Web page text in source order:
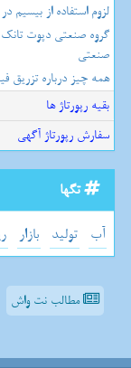
لزوم استفاده از بیسیم
گروه صنعتی دپوت
صنعتی
همه چیز درباره تزریق
بقیه رپورتاژ ها
سفارش رپورتاژ آگهی
تگها
آب تولید بازار
مطالب نت واش